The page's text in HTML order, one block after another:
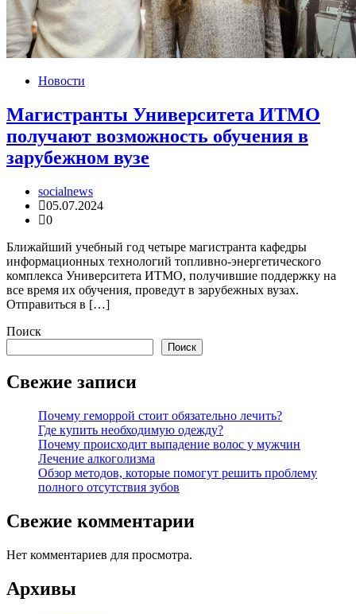
Новости
Магистранты Университета ИТМО
получают возможность обучения в
зарубежном вузе
socialnews
05.07.2024
0
Ближайший учебный год четыре магистранта кафедры
информационных технологий топливно-энергетического
комплекса Университета ИТМО, получившие поддержку на
все время их обучения, проведут в зарубежных вузах.
Отправиться в […]
Поиск
Поиск
Свежие записи
Почему геморрой стоит обязательно лечить?
Где купить необходимую одежду?
Почему происходит выпадение волос у мужчин
Лечение алкоголизма
Обзор методов, которые помогут решить проблему
полного отсутствия зубов
Свежие комментарии
Нет комментариев для просмотра.
Архивы